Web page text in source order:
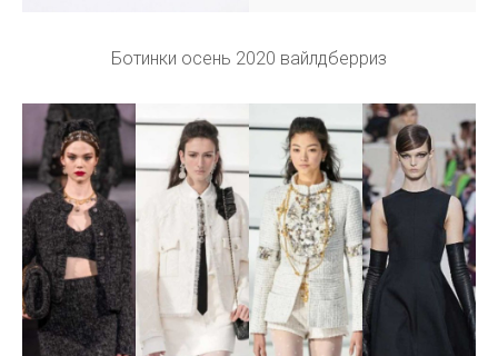
Ботинки осень 2020 вайлдберриз